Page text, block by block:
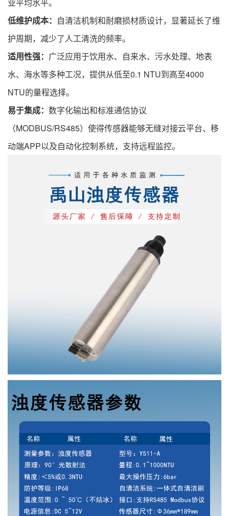
低维护成本： 自清洁机制和耐磨损材质设计，显著延长了维
护周期，减少了人工清洗的频率。
适用性强： 广泛应用于饮用水、自来水、污水处理、地表
水、海水等多种工况，提供从低至0.1 NTU到高至4000
NTU的量程选择。
易于集成： 数字化输出和标准通信协议
（MODBUS/RS485）使得传感器能够无缝对接云平台、移
动端APP以及自动化控制系统，支持远程监控。